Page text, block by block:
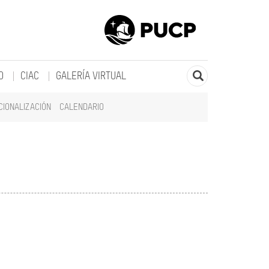
CALENDARIO
CIAC GALERÍA VIRTUAL